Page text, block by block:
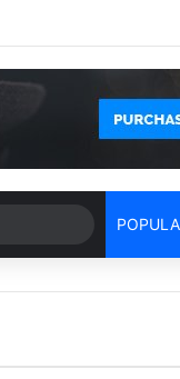
Search
for